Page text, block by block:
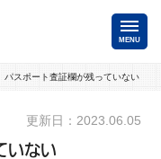
MENU
用・就労ビザ
パスポート査証欄が残っていない
更新日：2023.06.05
いない